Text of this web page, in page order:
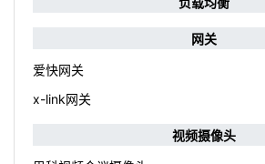
网关
爱快网关
x-link网关
视频摄像头